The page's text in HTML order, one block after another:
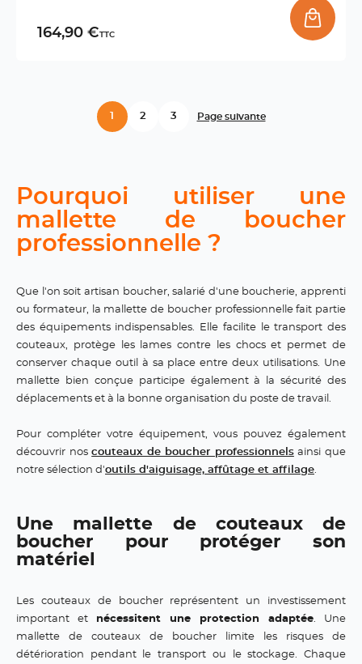
164,90 €TTC
1 2 3 Page suivante
Pourquoi utiliser une
mallette de boucher
professionnelle ?
Que l'on soit artisan boucher, salarié d'une boucherie, apprenti
ou formateur, la mallette de boucher professionnelle fait partie
des équipements indispensables. Elle facilite le transport des
couteaux, protège les lames contre les chocs et permet de
conserver chaque outil à sa place entre deux utilisations. Une
mallette bien conçue participe également à la sécurité des
déplacements et à la bonne organisation du poste de travail.
Pour compléter votre équipement, vous pouvez également
découvrir noscouteaux de boucher professionnelsainsi que
notre sélection d'outils d'aiguisage, affûtage et affilage.
Une mallette de couteaux de
boucher pour protéger son
matériel
Les couteaux de boucher représentent un investissement
important et nécessitent une protection adaptée. Une
mallette de couteaux de boucher limite les risques de
détérioration pendant le transport ou le stockage. Chaque